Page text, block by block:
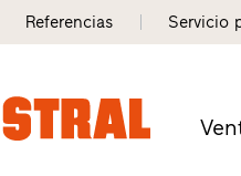
Referencias Servicio